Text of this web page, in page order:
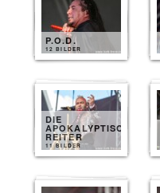
P.O.D.
12 BILDER
DIE
APOKALYPTISCHEN
REITER
11 BILDER